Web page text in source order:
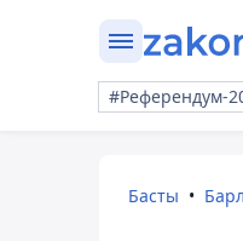
#Референдум-
Басты